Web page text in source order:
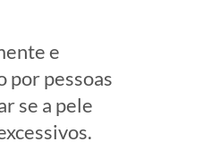
e
por pessoas
se a pele